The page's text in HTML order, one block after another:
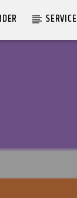
SERVICE